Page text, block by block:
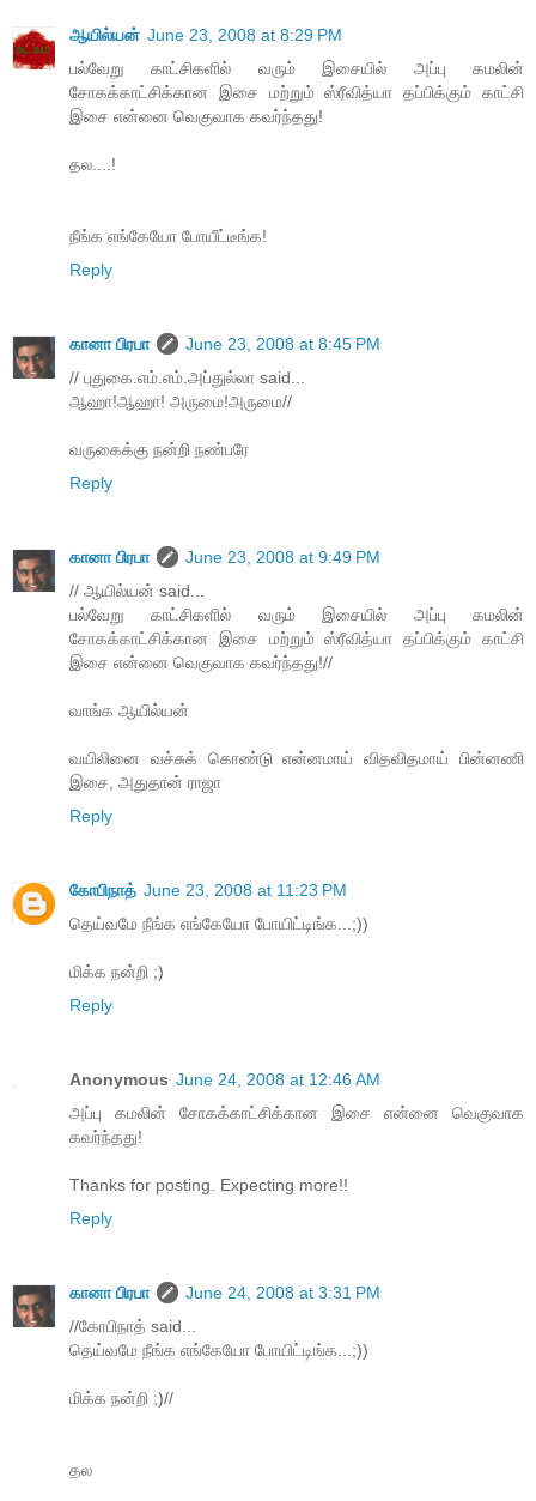
ஆயில்யன் June 23, 2008 at 8:29 PM
பல்வேறு காட்சிகளில் வரும் இசையில் அப்பு கமலின்
சோகக்காட்சிக்கான இசை மற்றும் ஸ்ரீவித்யா தப்பிக்கும் காட்சி
இசை என்னை வெகுவாக கவர்ந்தது!
தல....!
நீங்க எங்கேயோ போயீட்டீங்க!
Reply
கானா பிரபா
June 23, 2008 at 8:45 PM
// புதுகை.எம்.எம்.அப்துல்லா said...
ஆஹா!ஆஹா! அருமை!அருமை//
வருகைக்கு நன்றி நண்பரே
Reply
கானா பிரபா
June 23, 2008 at 9:49 PM
// ஆயில்யன் said...
பல்வேறு காட்சிகளில் வரும் இசையில் அப்பு கமலின்
சோகக்காட்சிக்கான இசை மற்றும் ஸ்ரீவித்யா தப்பிக்கும் காட்சி
இசை என்னை வெகுவாக கவர்ந்தது!//
வாங்க ஆயில்யன்
வயிலினை வச்சுக் கொண்டு என்னமாய் விதவிதமாய் பின்னணி
இசை, அதுதான் ராஜா
Reply
கோபிநாத் June 23, 2008 at 11:23 PM
தெய்வமே நீங்க எங்கேயோ போயிட்டிங்க...;))
மிக்க நன்றி ;)
Reply
Anonymous June 24, 2008 at 12:46 AM
அப்பு கமலின் சோகக்காட்சிக்கான இசை என்னை வெகுவாக
கவர்ந்தது!
Thanks for posting. Expecting more!!
Reply
கானா பிரபா
June 24, 2008 at 3:31 PM
//கோபிநாத் said...
தெய்வமே நீங்க எங்கேயோ போயிட்டிங்க...;))
மிக்க நன்றி ;)//
தல